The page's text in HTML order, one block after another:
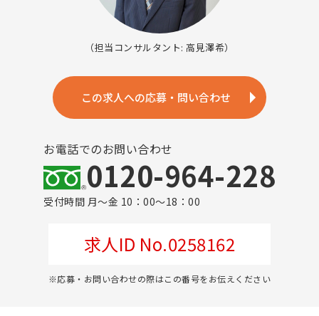
（担当コンサルタント: 高見澤希）
この求人への応募・問い合わせ
お電話でのお問い合わせ
0120-964-228
受付時間 月～金 10：00～18：00
求人ID No.0258162
※応募・お問い合わせの際はこの番号をお伝えください